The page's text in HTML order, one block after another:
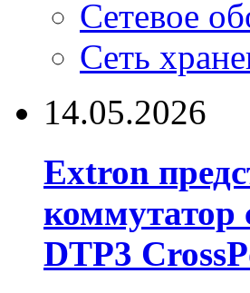
Сетевое
Сеть
14.05.2026
Extron
DTP3